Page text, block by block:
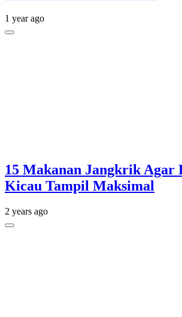
1 year ago
15 Makanan Jangkrik Agar
Kicau Tampil Maksimal
2 years ago